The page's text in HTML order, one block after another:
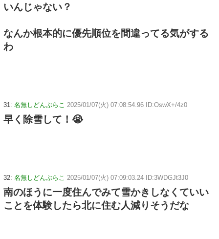
いんじゃない？
なんか根本的に優先順位を間違ってる気がする
わ
31: 名無しどんぶらこ 2025/01/07(火) 07:08:54.96 ID:OswX+/4z0
早く除雪して！😭
32: 名無しどんぶらこ 2025/01/07(火) 07:09:03.24 ID:3WDGJt3J0
南のほうに一度住んでみて雪かきしなくていい
ことを体験したら北に住む人減りそうだな